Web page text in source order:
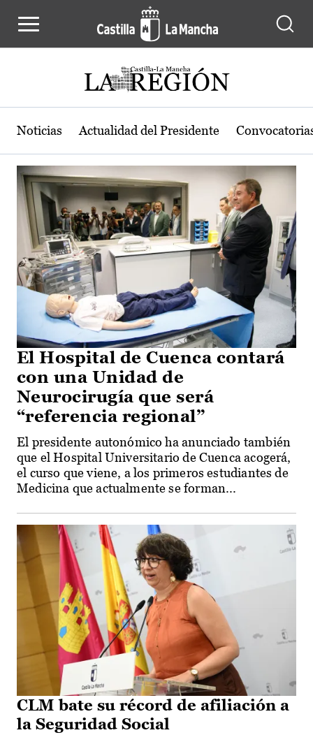
Actualidad de la región de Castilla-
Noticias Actualidad del Presidente
El Hospital de Cuenca contará
con una Unidad de
Neurocirugía que será
“referencia regional”
El presidente autonómico ha anunciado también
que el Hospital Universitario de Cuenca acogerá,
el curso que viene, a los primeros estudiantes de
Medicina que actualmente se forman...
CLM bate su récord de afiliación a
la Seguridad Social